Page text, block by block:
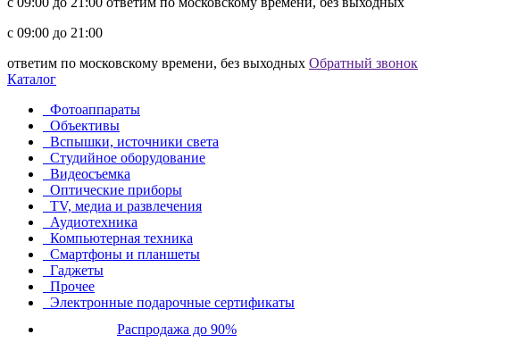
c 09:00 до 21:00
ответим по московскому времени, без выходных Обратный звонок
Каталог
Фотоаппараты
Объективы
Вспышки, источники света
Студийное оборудование
Видеосъемка
Оптические приборы
TV, медиа и развлечения
Аудиотехника
Компьютерная техника
Смартфоны и планшеты
Гаджеты
Прочее
Электронные подарочные сертификаты
Распродажа до 90%